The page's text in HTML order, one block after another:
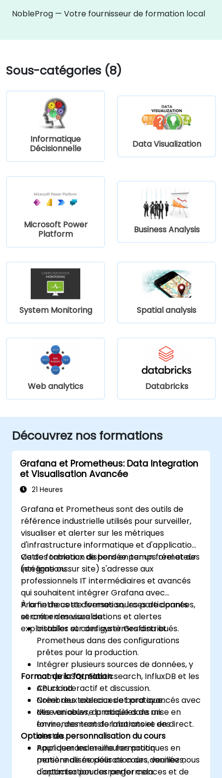
NobleProg — Votre fournisseur de formation local
Sous-catégories (8)
Informatique
Décisionnelle
Data Visualization
Microsoft Power
Platform
Business Analysis
System Monitoring Spatial analysis
Web analytics Databricks
Découvrez nos formations
Grafana et Prometheus: Data Integration
et Visualisation Avancée
21 Heures
Grafana et Prometheus sont des outils de
référence industrielle utilisés pour surveiller,
visualiser et alerter sur les métriques
d'infrastructure informatique et d'applications
via des tableaux de bord en temps réel et des
intégrations.
Cette formation dispensée par un formateur
(en ligne ou sur site) s'adresse aux
professionnels IT intermédiaires et avancés
qui souhaitent intégrer Grafana avec
Prometheus et diverses sources de données,
et créer des visualisations et alertes
exploitables sur des systèmes distribués.
À la fin de cette formation, les participants
seront en mesure de :
Installer et configurer Grafana et
Prometheus dans des configurations
prêtes pour la production.
Intégrer plusieurs sources de données, y
compris SQL, Elasticsearch, InfluxDB et les
API cloud.
Créer des tableaux de bord avancés avec
des variables, du modèles de mise en
forme, des transformations et des
alertes.
Appliquer les meilleures pratiques en
matière de modélisation des données,
d'optimisation des performances et de
Format de la formation
Cours interactif et discussion.
Nombreux exercices et pratique.
Mise en œuvre pratique dans un
environnement de laboratoire en direct.
Options de personnalisation du cours
Pour demander une formation
personnalisée pour ce cours, veuillez nous
contacter pour arranger cela.